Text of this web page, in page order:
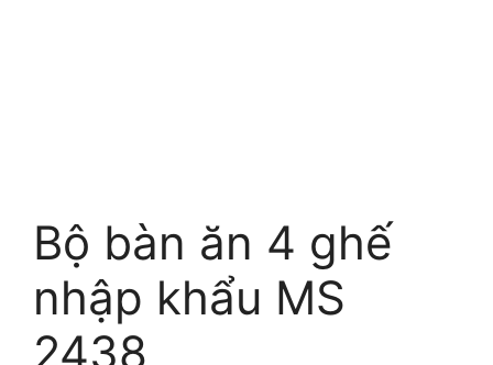
Bộ bàn ăn 4 ghế
nhập khẩu MS
2438